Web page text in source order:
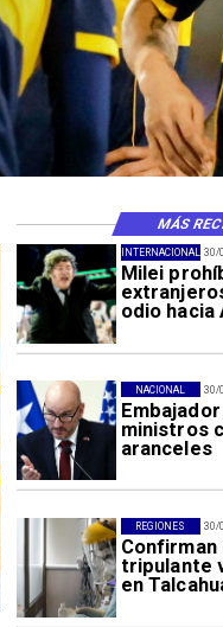
30/
Milei
odio hacia
INTERNACIONAL
30/
ministros
aranceles
NACIONAL
30/
tripulante
en
REGIONES
MÁS